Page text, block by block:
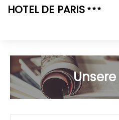
HOTEL DE PARIS